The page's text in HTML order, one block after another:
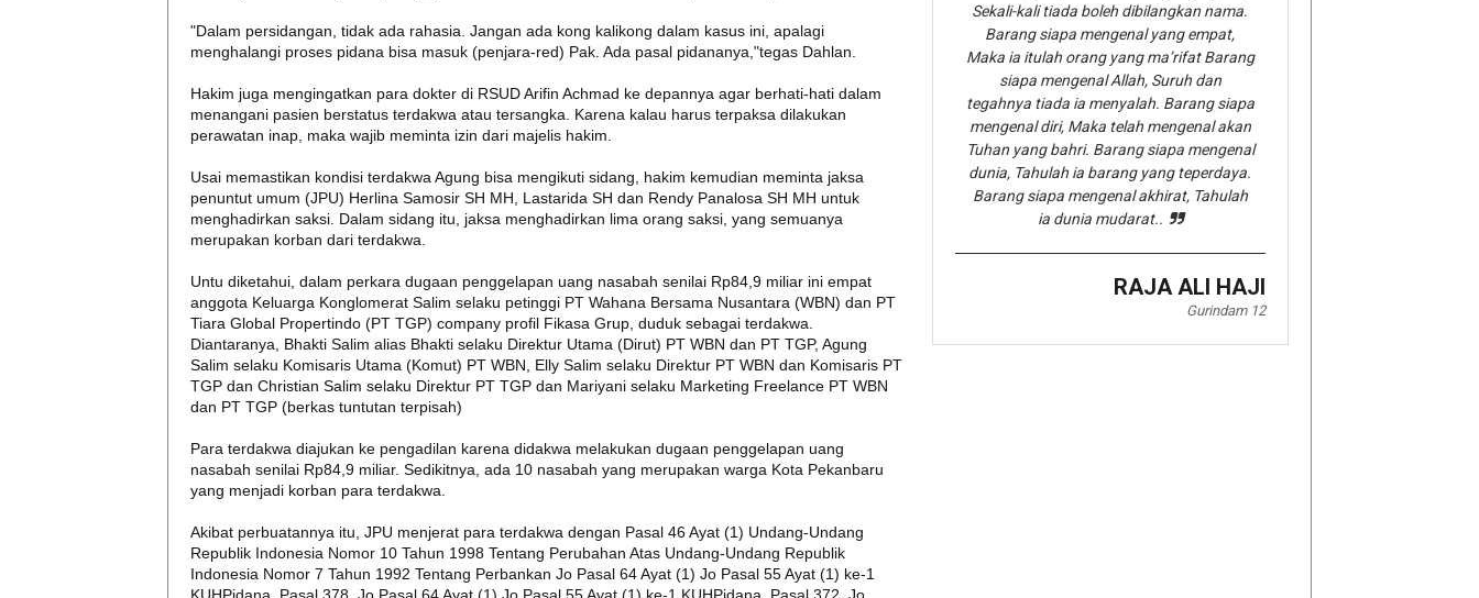
"Dalam persidangan, tidak ada rahasia. Jangan ada kong kalikong dalam kasus ini, apalagi
menghalangi proses pidana bisa masuk (penjara-red) Pak. Ada pasal pidananya,"tegas Dahlan.
Hakim juga mengingatkan para dokter di RSUD Arifin Achmad ke depannya agar berhati-hati dalam
menangani pasien berstatus terdakwa atau tersangka. Karena kalau harus terpaksa dilakukan
perawatan inap, maka wajib meminta izin dari majelis hakim.
Usai memastikan kondisi terdakwa Agung bisa mengikuti sidang, hakim kemudian meminta jaksa
penuntut umum (JPU) Herlina Samosir SH MH, Lastarida SH dan Rendy Panalosa SH MH untuk
menghadirkan saksi. Dalam sidang itu, jaksa menghadirkan lima orang saksi, yang semuanya
merupakan korban dari terdakwa.
Untu diketahui, dalam perkara dugaan penggelapan uang nasabah senilai Rp84,9 miliar ini empat
anggota Keluarga Konglomerat Salim selaku petinggi PT Wahana Bersama Nusantara (WBN) dan PT
Tiara Global Propertindo (PT TGP) company profil Fikasa Grup, duduk sebagai terdakwa.
Diantaranya, Bhakti Salim alias Bhakti selaku Direktur Utama (Dirut) PT WBN dan PT TGP, Agung
Salim selaku Komisaris Utama (Komut) PT WBN, Elly Salim selaku Direktur PT WBN dan Komisaris PT
TGP dan Christian Salim selaku Direktur PT TGP dan Mariyani selaku Marketing Freelance PT WBN
dan PT TGP (berkas tuntutan terpisah)
Para terdakwa diajukan ke pengadilan karena didakwa melakukan dugaan penggelapan uang
nasabah senilai Rp84,9 miliar. Sedikitnya, ada 10 nasabah yang merupakan warga Kota Pekanbaru
yang menjadi korban para terdakwa.
Akibat perbuatannya itu, JPU menjerat para terdakwa dengan Pasal 46 Ayat (1) Undang-Undang
Republik Indonesia Nomor 10 Tahun 1998 Tentang Perubahan Atas Undang-Undang Republik
Indonesia Nomor 7 Tahun 1992 Tentang Perbankan Jo Pasal 64 Ayat (1) Jo Pasal 55 Ayat (1) ke-1
Sekali-kali tiada boleh dibilangkan nama.
Barang siapa mengenal yang empat,
Maka ia itulah orang yang ma’rifat Barang
siapa mengenal Allah, Suruh dan
tegahnya tiada ia menyalah. Barang siapa
mengenal diri, Maka telah mengenal akan
Tuhan yang bahri. Barang siapa mengenal
dunia, Tahulah ia barang yang teperdaya.
Barang siapa mengenal akhirat, Tahulah
ia dunia mudarat..
RAJA ALI HAJI
Gurindam 12